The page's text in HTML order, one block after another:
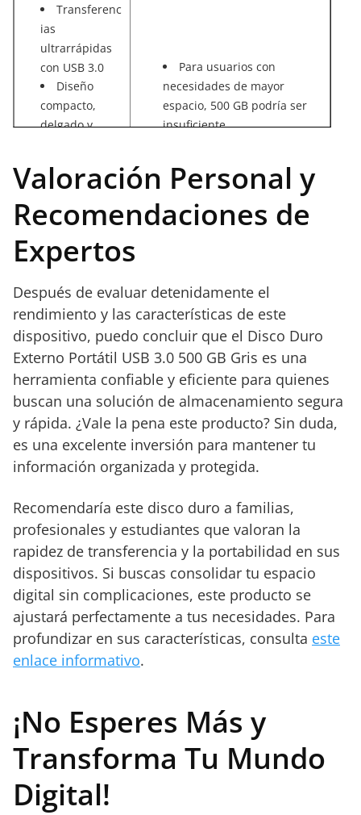
Transferenc
ias
ultrarrápidas
con USB 3.0
Diseño
compacto,
delgado y
sencilla gracias
Compatibili
con PC y
Para usuarios con
necesidades de mayor
espacio, 500 GB podría ser
insuficiente
Valoración Personal y
Recomendaciones de
Expertos
Después de evaluar detenidamente el
rendimiento y las características de este
dispositivo, puedo concluir que el Disco Duro
Externo Portátil USB 3.0 500 GB Gris es una
herramienta confiable y eficiente para quienes
buscan una solución de almacenamiento segura
y rápida. ¿Vale la pena este producto? Sin duda,
es una excelente inversión para mantener tu
información organizada y protegida.
Recomendaría este disco duro a familias,
profesionales y estudiantes que valoran la
rapidez de transferencia y la portabilidad en sus
dispositivos. Si buscas consolidar tu espacio
digital sin complicaciones, este producto se
ajustará perfectamente a tus necesidades. Para
profundizar en sus características, consulta este
enlace informativo.
¡No Esperes Más y
Transforma Tu Mundo
Digital!